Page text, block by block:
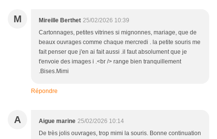
M Mireille Berthet 25/02/2026 10:39
Cartonnages, petites vitrines si mignonnes, mariage, que de
beaux ouvrages comme chaque mercredi . la petite souris me
fait penser que j'en ai fait aussi .il faut absolument que je
t'envoie des images i .<br /> range bien tranquillement
.Bises.Mimi
Répondre
A Aigue marine 25/02/2026 10:14
De très jolis ouvrages, trop mimi la souris. Bonne continuation